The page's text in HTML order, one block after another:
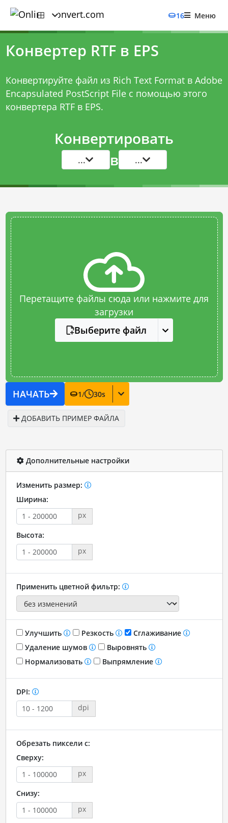
16 Меню
Конвертер RTF в EPS
Конвертируйте файл из Rich Text Format в Adobe
Encapsulated PostScript File с помощью этого
конвертера RTF в EPS.
Конвертировать
... в ...
Перетащите файлы сюда или нажмите для
загрузки
Выберите файл
НАЧАТЬ 1/ 30s
ДОБАВИТЬ ПРИМЕР ФАЙЛА
Дополнительные настройки
Изменить размер:
Ширина:
px
Высота:
px
Применить цветной фильтр:
Улучшить Резкость
Сглаживание
Удаление шумов
Выровнять
Нормализовать
Выпрямление
DPI:
dpi
Обрезать пиксели с:
Сверху:
px
Снизу:
px